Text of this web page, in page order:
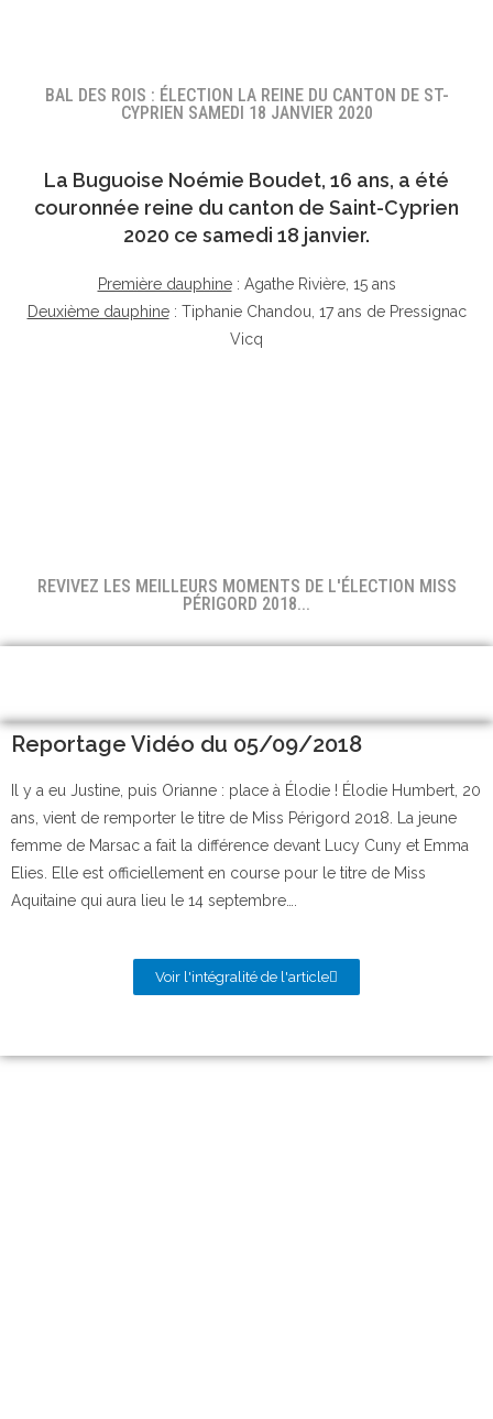
BAL DES ROIS : ÉLECTION LA REINE DU CANTON DE ST-
CYPRIEN SAMEDI 18 JANVIER 2020
La Buguoise Noémie Boudet, 16 ans, a été
couronnée reine du canton de Saint-Cyprien
2020 ce samedi 18 janvier.
Première dauphine: Agathe Rivière, 15 ans
Deuxième dauphine: Tiphanie Chandou, 17 ans de Pressignac
Vicq
REVIVEZ LES MEILLEURS MOMENTS DE L'ÉLECTION MISS
PÉRIGORD 2018...
Reportage Vidéo du 05/09/2018
Il y a eu Justine, puis Orianne : place à Élodie ! Élodie Humbert, 20
ans, vient de remporter le titre de Miss Périgord 2018. La jeune
femme de Marsac a fait la différence devant Lucy Cuny et Emma
Elies. Elle est officiellement en course pour le titre de Miss
Aquitaine qui aura lieu le 14 septembre….
Voir l'intégralité de l'article